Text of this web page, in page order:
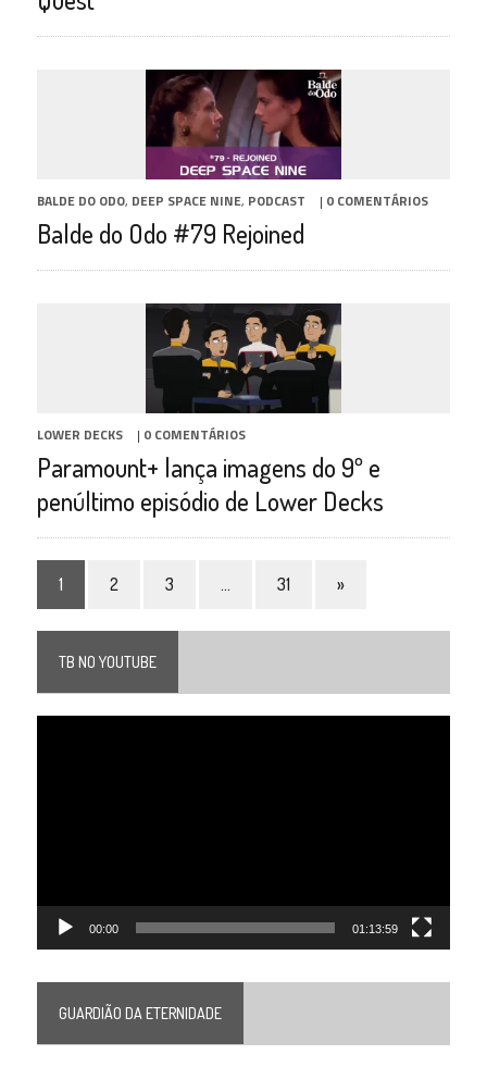
BALDE DO ODO, DEEP SPACE NINE, PODCAST | 0 COMENTÁRIOS
Balde do Odo #79 Rejoined
LOWER DECKS | 0 COMENTÁRIOS
Paramount+ lança imagens do 9º e
penúltimo episódio de Lower Decks
1 2 3 … 31 »
TB NO YOUTUBE
00:00 01:13:59
GUARDIÃO DA ETERNIDADE